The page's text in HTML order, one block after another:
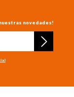
novedades!